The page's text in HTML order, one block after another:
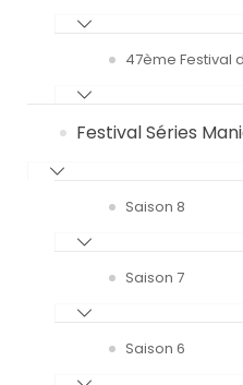
47ème Festival
Festival Séries
Saison 8
Saison 7
Saison 6